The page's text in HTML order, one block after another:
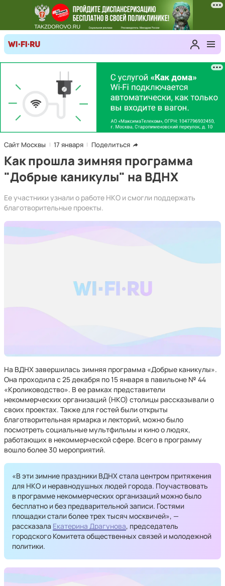
Сайт Москвы 17 января Поделиться
Как прошла зимняя программа
"Добрые каникулы" на ВДНХ
Ее участники узнали о работе НКО и смогли поддержать
благотворительные проекты.
На ВДНХзавершилась зимняя программа «Добрые каникулы».
Она проходила с 25 декабря по 15 января в павильоне № 44
«Кролиководство». В ее рамках представители
некоммерческих организаций (НКО) столицы рассказывали о
своих проектах. Также для гостей были открыты
благотворительная ярмарка и лекторий, можно было
посмотреть социальные мультфильмы и кино о людях,
работающих в некоммерческой сфере. Всего в программу
вошло более 30 мероприятий.
«В эти зимние праздники ВДНХ стала центром притяжения
для НКО и неравнодушных людей города. Поучаствовать
в программе некоммерческих организаций можно было
бесплатно и без предварительной записи. Гостями
площадки стали более трех тысяч москвичей», —
рассказала Екатерина Драгунова, председатель
городского Комитета общественных связей и молодежной
политики.